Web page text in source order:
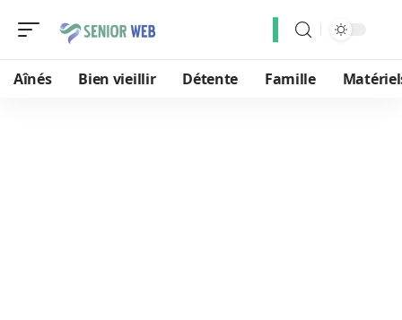
Aînés Bien vieillir Détente Famille